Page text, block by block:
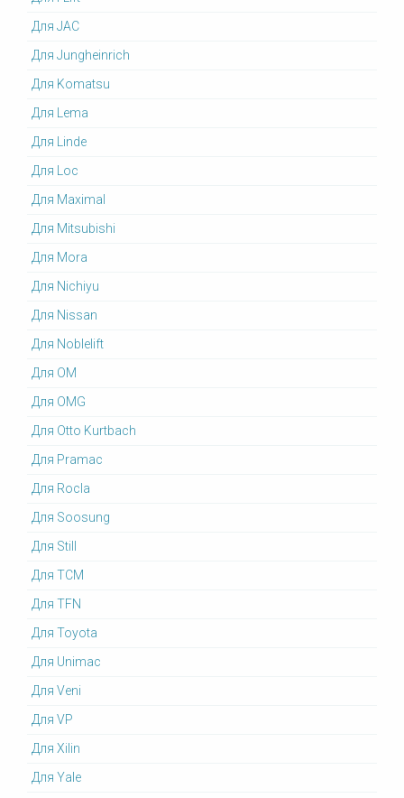
Для JAC
Для Jungheinrich
Для Komatsu
Для Lema
Для Linde
Для Loc
Для Maximal
Для Mitsubishi
Для Mora
Для Nichiyu
Для Nissan
Для Noblelift
Для OM
Для OMG
Для Otto Kurtbach
Для Pramac
Для Rocla
Для Soosung
Для Still
Для TCM
Для TFN
Для Toyota
Для Unimac
Для Veni
Для VP
Для Xilin
Для Yale